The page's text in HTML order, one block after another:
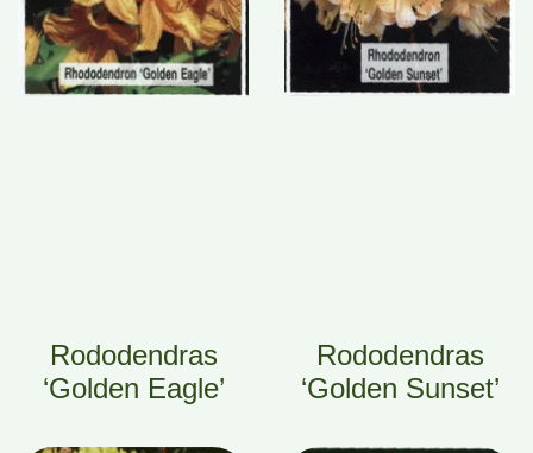
Rododendras
‘Golden Eagle’
Rododendras
‘Golden Sunset’